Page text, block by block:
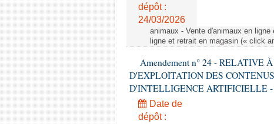
dépôt :
24/03/2026
animaux - Vente d'animaux en
ligne et retrait en magasin (« click
Amendement n° 24 - RELATIVE
D'EXPLOITATION DES
D'INTELLIGENCE ARTIFICIELLE -
Date de
dépôt :